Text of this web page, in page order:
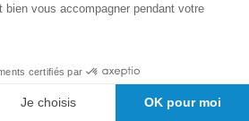
bien vous accompagner pendant votre
certifiés par
Je choisis OK pour moi